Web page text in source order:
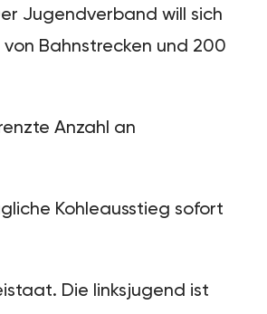
Jugendverband will sich
Bahnstrecken und 200
Anzahl an
Kohleausstieg sofort
Die linksjugend ist